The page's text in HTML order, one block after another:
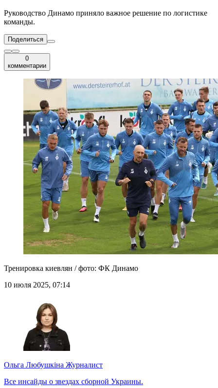
Руководство Динамо приняло важное решение по логистике
команды.
Поделиться
0
комментарии
Тренировка киевлян / фото: ФК Динамо
10 июля 2025, 07:14
Ольга Любушкіна Журналист
Все инсайды о звездах сборной Украины.